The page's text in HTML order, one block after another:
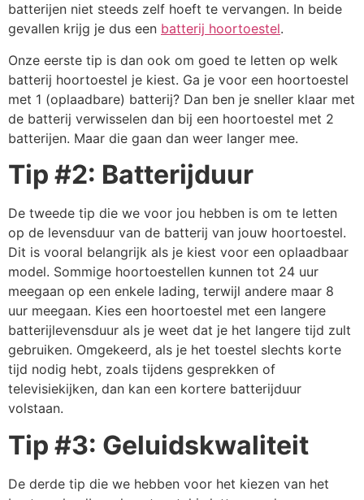
batterijen niet steeds zelf hoeft te vervangen. In beide
gevallen krijg je dus een batterij hoortoestel.
Onze eerste tip is dan ook om goed te letten op welk
batterij hoortoestel je kiest. Ga je voor een hoortoestel
met 1 (oplaadbare) batterij? Dan ben je sneller klaar met
de batterij verwisselen dan bij een hoortoestel met 2
batterijen. Maar die gaan dan weer langer mee.
Tip #2: Batterijduur
De tweede tip die we voor jou hebben is om te letten
op de levensduur van de batterij van jouw hoortoestel.
Dit is vooral belangrijk als je kiest voor een oplaadbaar
model. Sommige hoortoestellen kunnen tot 24 uur
meegaan op een enkele lading, terwijl andere maar 8
uur meegaan. Kies een hoortoestel met een langere
batterijlevensduur als je weet dat je het langere tijd zult
gebruiken. Omgekeerd, als je het toestel slechts korte
tijd nodig hebt, zoals tijdens gesprekken of
televisiekijken, dan kan een kortere batterijduur
volstaan.
Tip #3: Geluidskwaliteit
De derde tip die we hebben voor het kiezen van het